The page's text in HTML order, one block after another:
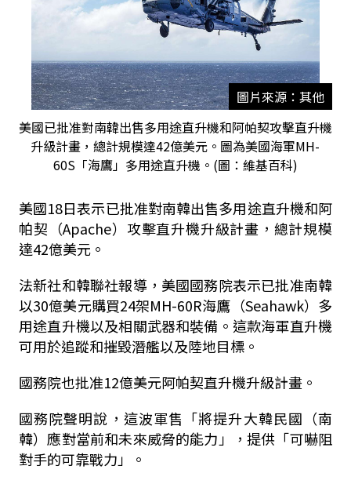
圖片來源：其他
美國已批准對南韓出售多用途直升機和阿帕契攻擊直升機
升級計畫，總計規模達42億美元。圖為美國海軍MH-
60S「海鷹」多用途直升機。(圖：維基百科)
美國18日表示已批准對南韓出售多用途直升機和阿
帕契（Apache）攻擊直升機升級計畫，總計規模
達42億美元。
法新社和韓聯社報導，美國國務院表示已批准南韓
以30億美元購買24架MH-60R海鷹（Seahawk）多
用途直升機以及相關武器和裝備。這款海軍直升機
可用於追蹤和摧毀潛艦以及陸地目標。
國務院也批准12億美元阿帕契直升機升級計畫。
國務院聲明說，這波軍售「將提升大韓民國（南
韓）應對當前和未來威脅的能力」，提供「可嚇阻
對手的可靠戰力」。